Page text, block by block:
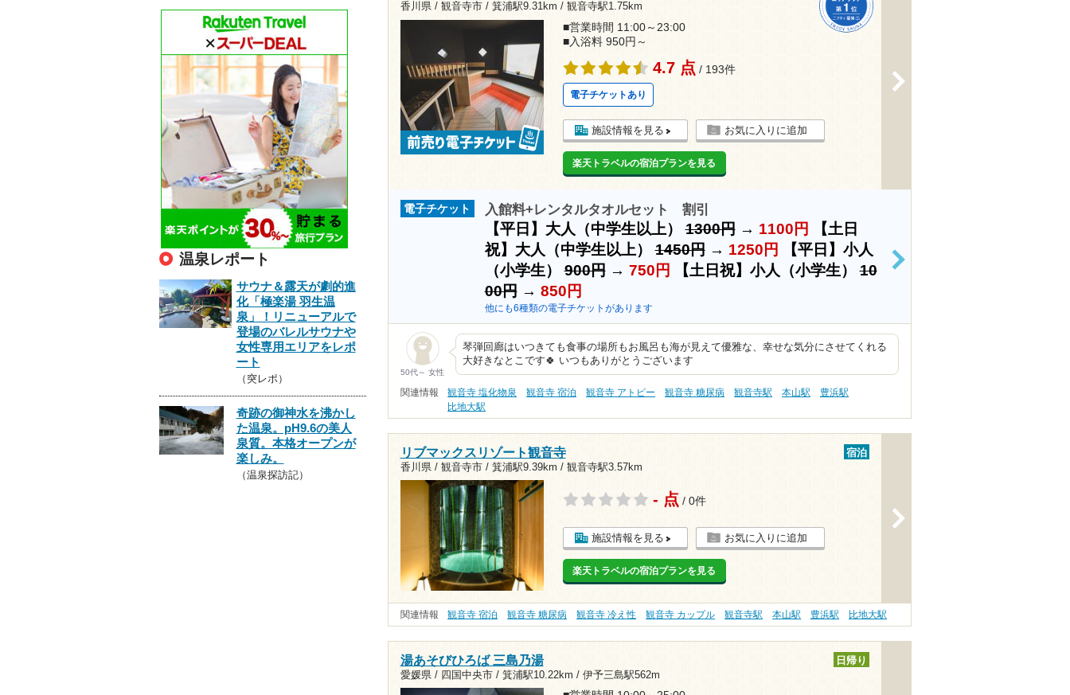
香川県 / 観音寺市 / 箕浦駅9.31km / 観音寺駅1.75km
■営業時間 11:00～23:00
■入浴料 950円～
4.7 点 / 193件
電子チケットあり
施設情報を見る お気に入りに追加
楽天トラベルの宿泊プランを見る
電子チケット 入館料+レンタルタオルセット 割引
【平日】大人（中学生以上）1300円→ 1100円
【土日
祝】大人（中学生以上）1450円→ 1250円
【平日】小人
（小学生）900円→ 750円 【土日祝】小人（小学生）10
00円→ 850円
他にも6種類の電子チケットがあります
>
50代～ 女性
琴弾回廊はいつきても食事の場所もお風呂も海が見えて優雅な、幸せな気分にさせてくれる
大好きなとこです🍀 いつもありがとうございます
関連情報 観音寺 塩化物泉 観音寺 宿泊 観音寺 アトピー 観音寺 糖尿病 観音寺駅 本山駅
豊浜駅
比地大駅
リブマックスリゾート観音寺
香川県 / 観音寺市 / 箕浦駅9.39km / 観音寺駅3.57km
宿泊
- 点 / 0件
施設情報を見る お気に入りに追加
楽天トラベルの宿泊プランを見る
関連情報 観音寺 宿泊 観音寺 糖尿病 観音寺 冷え性 観音寺 カップル 観音寺駅 本山駅 豊浜駅 比地大駅
湯あそびひろば 三島乃湯
愛媛県 / 四国中央市 / 箕浦駅10.22km / 伊予三島駅562m
日帰り
温泉レポート
サウナ＆露天が劇的進
化「極楽湯 羽生温
泉」！リニューアルで
登場のバレルサウナや
女性専用エリアをレポ
ート
（突レポ）
奇跡の御神水を沸かし
た温泉。pH9.6の美人
泉質。本格オープンが
楽しみ。
（温泉探訪記）